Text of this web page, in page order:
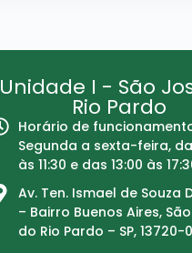
Unidade I - São
Rio Pardo
Horário de
Segunda a sexta-feira,
às 11:30 e das 13:00 às
Av. Ten. Ismael de Souza
– Bairro Buenos Aires,
do Rio Pardo – SP, 13720-